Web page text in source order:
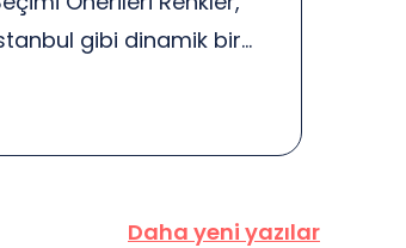
gibi dinamik bir
Peki, bu renklerin
Öncelikle,
Bu yüzden, hedef kitlenizi
Daha yeni yazılar